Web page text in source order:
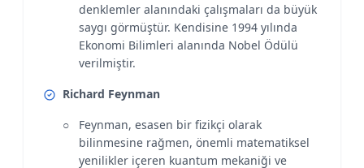
denklemler alanındaki çalışmaları da büyük
saygı görmüştür. Kendisine 1994 yılında
Ekonomi Bilimleri alanında Nobel Ödülü
verilmiştir.
Richard Feynman
Feynman, esasen bir fizikçi olarak
bilinmesine rağmen, önemli matematiksel
yenilikler içeren kuantum mekaniği ve